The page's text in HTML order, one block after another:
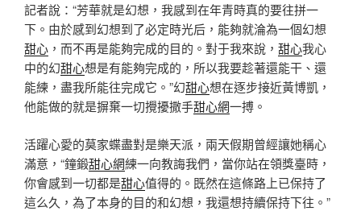
記者說：“芳華就是幻想，我感到在年青時真的要往拼一
下。由於感到幻想到了必定時光后，能夠就淪為一個幻想
甜心 ，而不再是能夠完成的目的。對于我來說， 甜心我心
中的幻甜心想是有能夠完成的，所以我要趁著還能干、還
能練，盡我所能往完成它。”幻甜心想在逐步接近黃博凱，
他能做的就是摒棄一切攪擾撒手甜心網一搏。
活躍心愛的莫家蝶盡對是樂天派，兩天假期曾經讓她稱心
滿意，“鐘鍛甜心網練一向教誨我們，當你站在領獎臺時，
你會感到一切都是甜心值得的。既然在這條路上已保持了
這么久，為了本身的目的和幻想，我還想持續保持下往。”